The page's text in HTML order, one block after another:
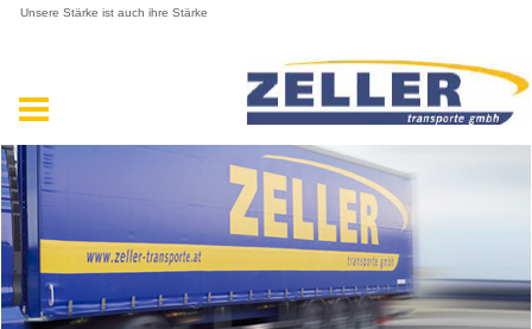
Unsere Stärke ist auch ihre Stärke